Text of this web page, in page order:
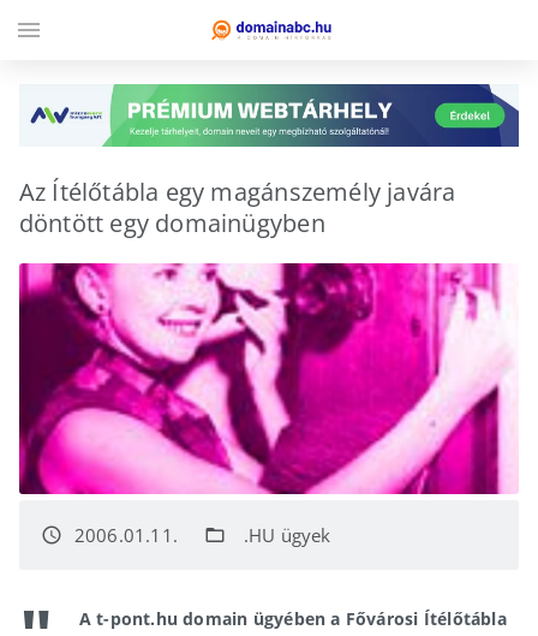
Az Ítélőtábla egy magánszemély javára
döntött egy domainügyben
access_time 2006.01.11. folder_open .HU ügyek
A t-pont.hu domain ügyében a Fővárosi Ítélőtábla
menu